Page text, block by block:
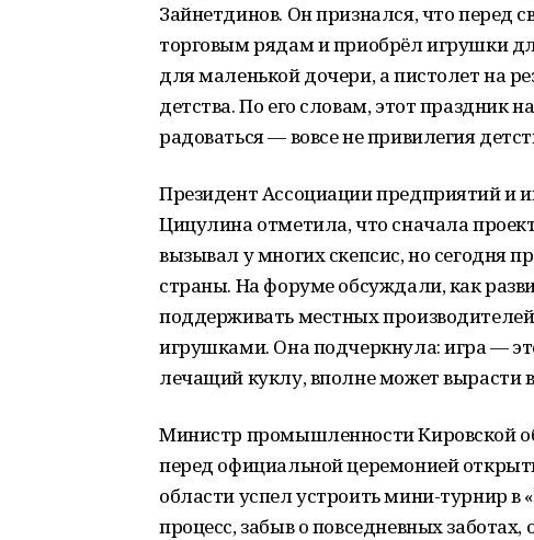
Зайнетдинов. Он признался, что перед
торговым рядам и приобрёл игрушки
для маленькой дочери, а пистолет на
детства. По его словам, этот праздник
радоваться — вовсе не привилегия
Президент Ассоциации предприятий и
Цицулина отметила, что сначала
вызывал у многих скепсис, но сегодня
страны. На форуме обсуждали, как
поддерживать местных
игрушками. Она подчеркнула: игра —
лечащий куклу, вполне может вырасти
Министр промышленности Кировской
перед официальной церемонией
области успел устроить мини-турнир в
процесс, забыв о повседневных